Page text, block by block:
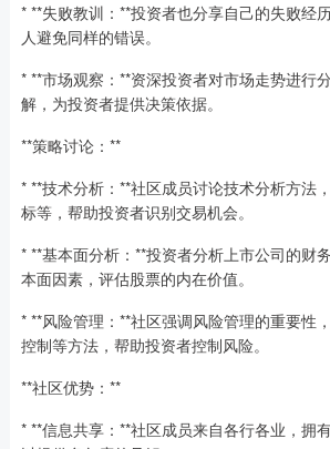
* **失败教训：**投资者也分享自己的失败经
人避免同样的错误。
* **市场观察：**资深投资者对市场走势进行
解，为投资者提供决策依据。
**策略讨论：**
* **技术分析：**社区成员讨论技术分析方法
标等，帮助投资者识别交易机会。
* **基本面分析：**投资者分析上市公司的财
本面因素，评估股票的内在价值。
* **风险管理：**社区强调风险管理的重要性
控制等方法，帮助投资者控制风险。
**社区优势：**
* **信息共享：**社区成员来自各行各业，拥